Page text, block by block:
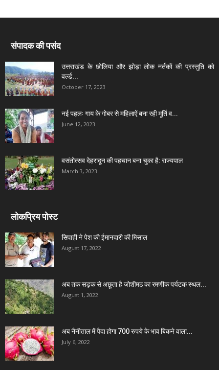
संपादक की पसंद
उत्तराखंड के छोलिया और झोड़ा लोक नर्तकों की प्रस्तुति को
वर्ल्ड...
October 17, 2023
नई पहलः गाय के गोबर से महिलाऐं बना रही मूर्ति व...
June 12, 2023
वसंतोत्सव देहरादून की पहचान बना चुका है: राज्यपाल
March 3, 2023
लोकप्रिय पोस्ट
सिपाही ने पेश की ईमानदारी की मिसाल
August 17, 2022
अब तक सड़क से अछूता है जोशीमठ का रमणीक पर्यटक स्थल...
August 1, 2022
अब नैनीताल में पैदा होगा 700 रुपये के भाव बिकने वाला...
July 6, 2022